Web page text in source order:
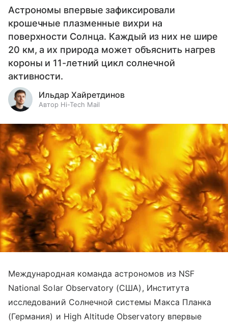
Астрономы впервые зафиксировали
крошечные плазменные вихри на
поверхности Солнца. Каждый из них не шире
20 км, а их природа может объяснить нагрев
короны и 11-летний цикл солнечной
активности.
Ильдар Хайретдинов
Автор Hi-Tech Mail
Международная команда астрономов из NSF
National Solar Observatory (США), Института
исследований Солнечной системы Макса Планка
(Германия) и High Altitude Observatory впервые